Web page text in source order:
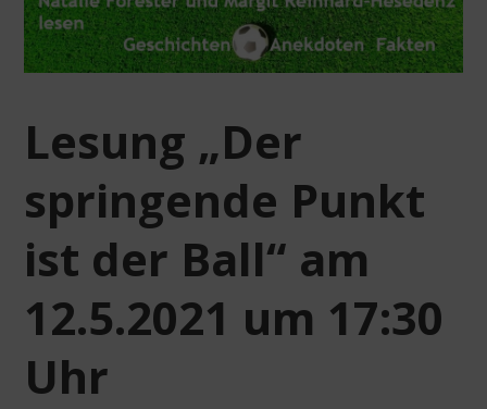
Lesung „Der
springende Punkt
ist der Ball“ am
12.5.2021 um 17:30
Uhr